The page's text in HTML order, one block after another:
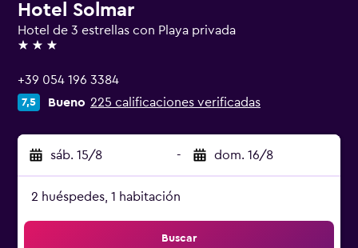
Hotel Solmar
Hotel de 3 estrellas con Playa privada
3 estrellas
+39 054 196 3384
7,5 Bueno 225 calificaciones verificadas
sáb. 15/8 - dom. 16/8
2 huéspedes, 1 habitación
Buscar